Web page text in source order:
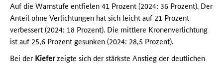
Auf die Warnstufe entfielen 41 Prozent (2024: 36 Prozent). Der
Anteil ohne Verlichtungen hat sich leicht auf 21 Prozent
verbessert (2024: 18 Prozent). Die mittlere Kronenverlichtung
ist auf 25,6 Prozent gesunken (2024: 28,5 Prozent).
Bei der Kieferzeigte sich der stärkste Anstieg der deutlichen